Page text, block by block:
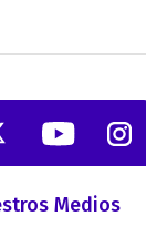
Medios